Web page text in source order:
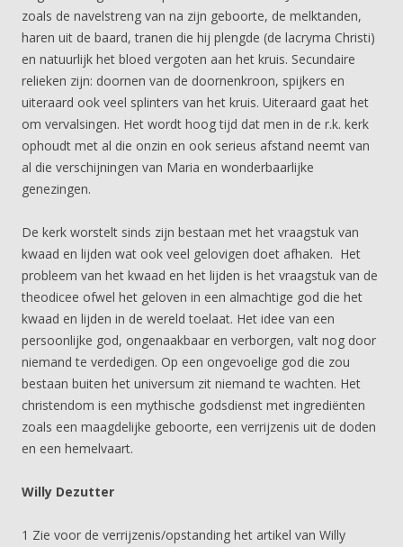
zoals de navelstreng van na zijn geboorte, de melktanden,
haren uit de baard, tranen die hij plengde (de lacryma Christi)
en natuurlijk het bloed vergoten aan het kruis. Secundaire
relieken zijn: doornen van de doornenkroon, spijkers en
uiteraard ook veel splinters van het kruis. Uiteraard gaat het
om vervalsingen. Het wordt hoog tijd dat men in de r.k. kerk
ophoudt met al die onzin en ook serieus afstand neemt van
al die verschijningen van Maria en wonderbaarlijke
genezingen.
De kerk worstelt sinds zijn bestaan met het vraagstuk van
kwaad en lijden wat ook veel gelovigen doet afhaken. Het
probleem van het kwaad en het lijden is het vraagstuk van de
theodicee ofwel het geloven in een almachtige god die het
kwaad en lijden in de wereld toelaat. Het idee van een
persoonlijke god, ongenaakbaar en verborgen, valt nog door
niemand te verdedigen. Op een ongevoelige god die zou
bestaan buiten het universum zit niemand te wachten. Het
christendom is een mythische godsdienst met ingrediënten
zoals een maagdelijke geboorte, een verrijzenis uit de doden
en een hemelvaart.
Willy Dezutter
1 Zie voor de verrijzenis/opstanding het artikel van Willy